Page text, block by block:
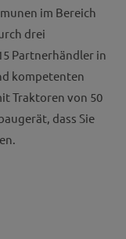
im Bereich
drei
Partnerhändler in
kompetenten
Traktoren von 50
dass Sie